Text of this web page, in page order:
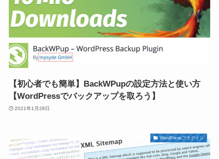
【初心者でも簡単】BackWPupの設定方法と使い方
【WordPressでバックアップを取ろう】
2021年1月28日
WordPressプラグイン